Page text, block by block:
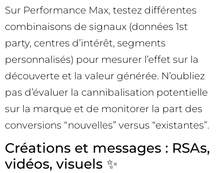
Sur Performance Max, testez différentes
combinaisons de signaux (données 1st
party, centres d’intérêt, segments
personnalisés) pour mesurer l’effet sur la
découverte et la valeur générée. N’oubliez
pas d’évaluer la cannibalisation potentielle
sur la marque et de monitorer la part des
conversions “nouvelles” versus “existantes”.
Créations et messages : RSAs,
vidéos, visuels ✨